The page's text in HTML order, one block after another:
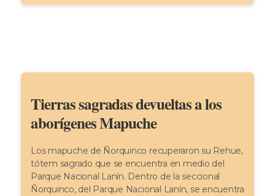
Tierras sagradas devueltas a los
aborígenes Mapuche
Los mapuche de Ñorquinco recuperaron su Rehue,
tótem sagrado que se encuentra en medio del
Parque Nacional Lanín. Dentro de la seccional
Ñorquinco, del Parque Nacional Lanín, se encuentra